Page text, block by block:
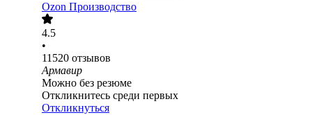
Ozon Производство
4.5
•
11520 отзывов
Армавир
Можно без резюме
Откликнитесь среди первых
Откликнуться